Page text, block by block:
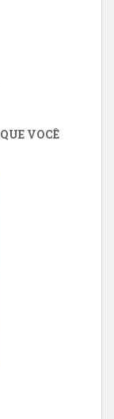
VOCÊ